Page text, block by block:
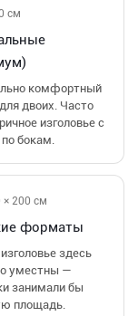
см
комфортный
двоих. Часто
изголовье с
бокам.
× 200 см
форматы
здесь
уместны —
занимали бы
площадь.